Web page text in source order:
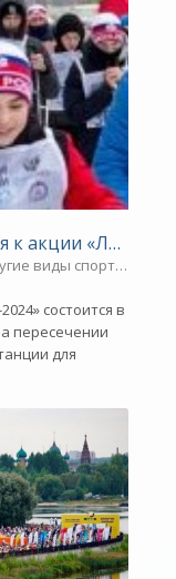
к акции «Лыжня
виды спорта /
состоится в
пересечении
для